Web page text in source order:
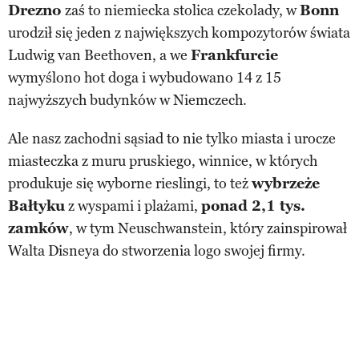
Drezno zaś to niemiecka stolica czekolady, wBonn
urodził się jeden z największych kompozytorów świata
Ludwig van Beethoven, a we Frankfurcie
wymyślono hot doga i wybudowano 14 z 15
najwyższych budynków w Niemczech.
Ale nasz zachodni sąsiad to nie tylko miasta i urocze
miasteczka z muru pruskiego, winnice, w których
produkuje się wyborne rieslingi, to teżwybrzeże
Bałtykuz wyspami i plażami, ponad 2,1 tys.
zamków, w tym Neuschwanstein, który zainspirował
Walta Disneya do stworzenia logo swojej firmy.